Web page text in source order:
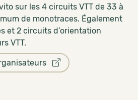
sur les 4 circuits VTT de 33 à
de monotraces. Également
et 2 circuits d’orientation
VTT.